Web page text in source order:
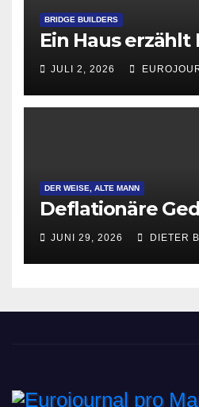
BRIDGE BUILDERS
Ein Haus erzählt
JULI 2, 2026
DER WEISE, ALTE MANN
Deflationäre
JUNI 29, 2026 DIETER